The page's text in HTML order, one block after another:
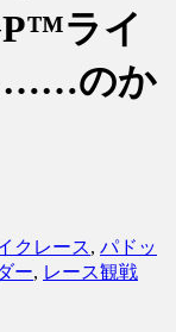
ライ
……のか
クレース, パドッ
ー, レース観戦